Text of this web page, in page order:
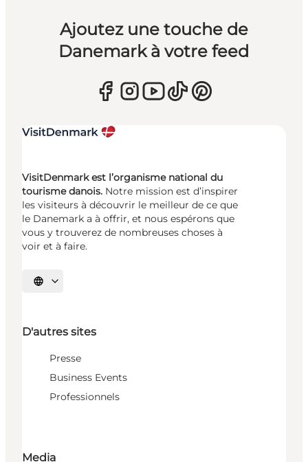
Ajoutez une touche de
Danemark à votre feed
VisitDenmark est l’organisme national du
tourisme danois. Notre mission est d’inspirer
les visiteurs à découvrir le meilleur de ce que
le Danemark a à offrir, et nous espérons que
vous y trouverez de nombreuses choses à
voir et à faire.
Choisissez la langue
D'autres sites
Presse
Business Events
Professionnels
Media